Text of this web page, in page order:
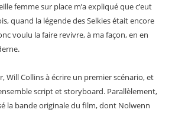
femme sur place m’a expliqué que c’eut
quand la légende des Selkies était encore
voulu la faire revivre, à ma façon, en en
Will Collins à écrire un premier scénario, et
script et storyboard. Parallèlement,
la bande originale du film, dont Nolwenn